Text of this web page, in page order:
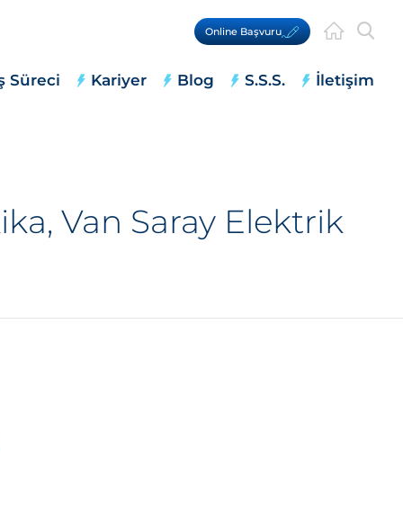
Online Başvuru
Süreci Kariyer Blog S.S.S. İletişim
Van Saray Elektrik